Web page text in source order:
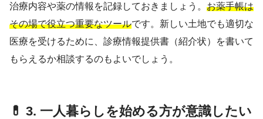
治療内容や薬の情報を記録しておきましょう。 お薬手帳は
その場で役立つ重要なツールです。新しい土地でも適切な
医療を受けるために、診療情報提供書（紹介状）を書いて
もらえるか相談するのもよいでしょう。
💊 3. 一人暮らしを始める方が意識したい